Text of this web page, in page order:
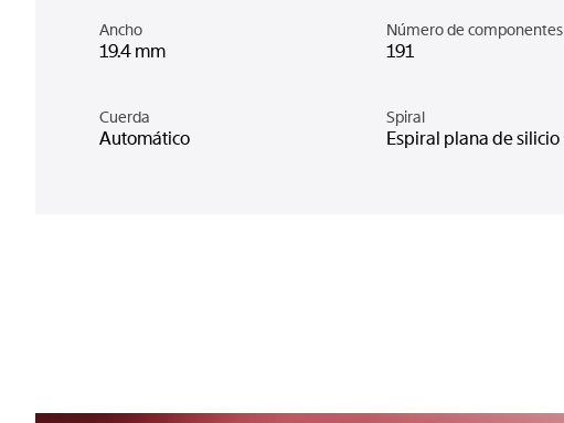
Ancho
19.4 mm
Número de componentes
191
Cuerda
Automático
Spiral
Espiral plana de silicio